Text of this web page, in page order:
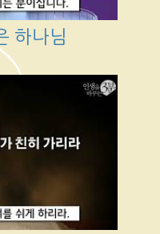
하나님